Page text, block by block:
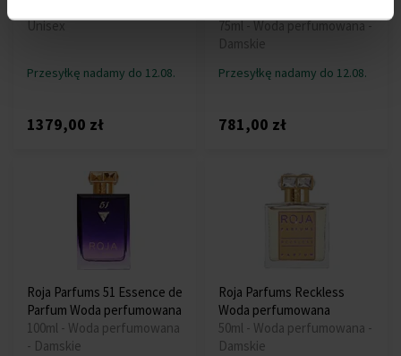
Unisex
Przesyłkę nadamy do 12.08.
1379,00 zł
75ml - Woda perfumowana -
Damskie
Przesyłkę nadamy do 12.08.
781,00 zł
Roja Parfums 51 Essence de
Parfum Woda perfumowana
100ml - Woda perfumowana
- Damskie
Roja Parfums Reckless
Woda perfumowana
50ml - Woda perfumowana -
Damskie